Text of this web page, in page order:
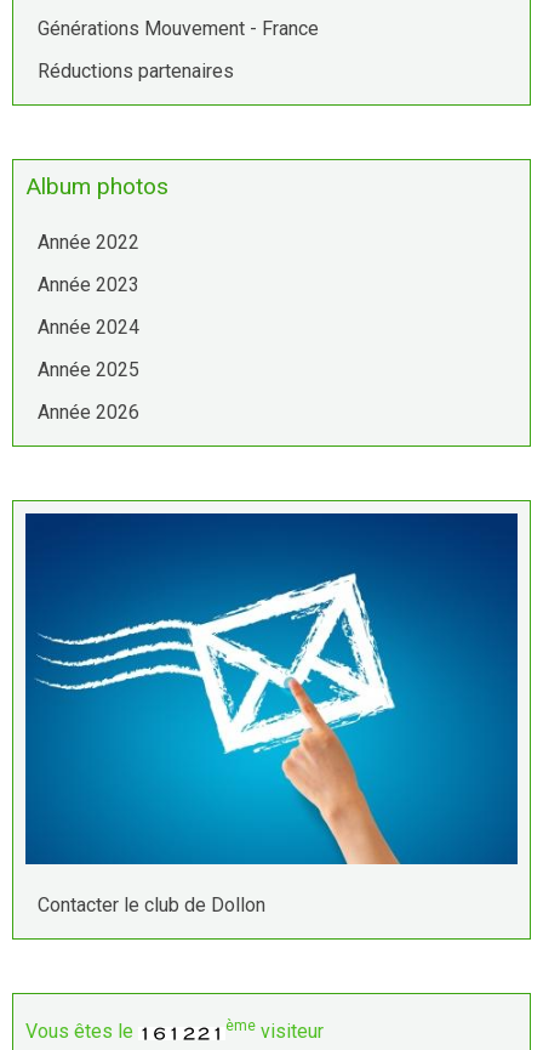
Générations Mouvement - France
Réductions partenaires
Album photos
Année 2022
Année 2023
Année 2024
Année 2025
Année 2026
Contacter le club de Dollon
Vous êtes le ème visiteur